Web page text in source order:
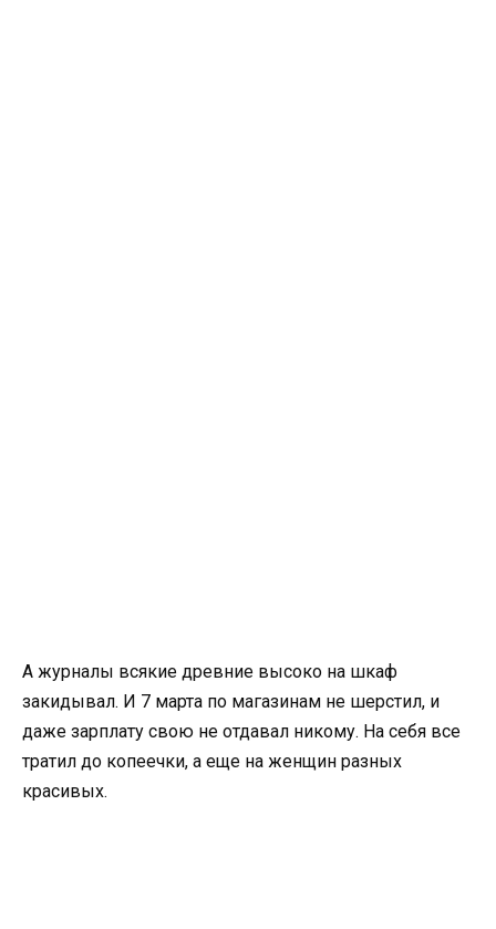
А журналы всякие древние высоко на шкаф
закидывал. И 7 марта по магазинам не шерстил, и
даже зарплату свою не отдавал никому. На себя все
тратил до копеечки, а еще на женщин разных
красивых.